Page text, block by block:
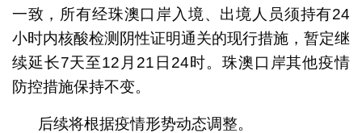
一致，所有经珠澳口岸入境、出境人员须持有24
小时内核酸检测阴性证明通关的现行措施，暂定继
续延长7天至12月21日24时。珠澳口岸其他疫情
防控措施保持不变。
后续将根据疫情形势动态调整。